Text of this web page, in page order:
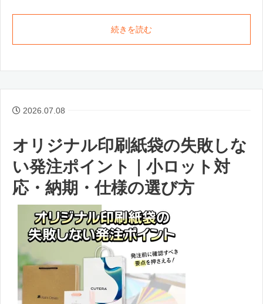
続きを読む
2026.07.08
オリジナル印刷紙袋の失敗しな
い発注ポイント｜小ロット対
応・納期・仕様の選び方